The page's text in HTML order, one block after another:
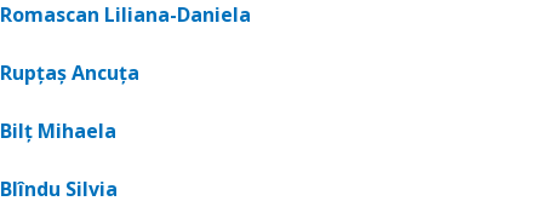
Romascan Liliana-Daniela
RupțașAncuța
Bilț Mihaela
Blîndu Silvia